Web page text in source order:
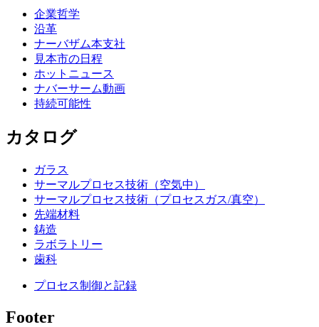
企業哲学
沿革
ナーバザム本支社
見本市の日程
ホットニュース
ナバーサーム動画
持続可能性
カタログ
ガラス
サーマルプロセス技術（空気中）
サーマルプロセス技術（プロセスガス/真空）
先端材料
鋳造
ラボラトリー
歯科
プロセス制御と記録
Footer